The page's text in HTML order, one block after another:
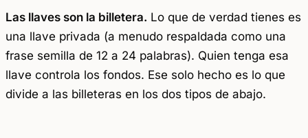
Las llaves son la billetera. Lo que de verdad tienes es
una llave privada (a menudo respaldada como una
frase semilla de 12 a 24 palabras). Quien tenga esa
llave controla los fondos. Ese solo hecho es lo que
divide a las billeteras en los dos tipos de abajo.